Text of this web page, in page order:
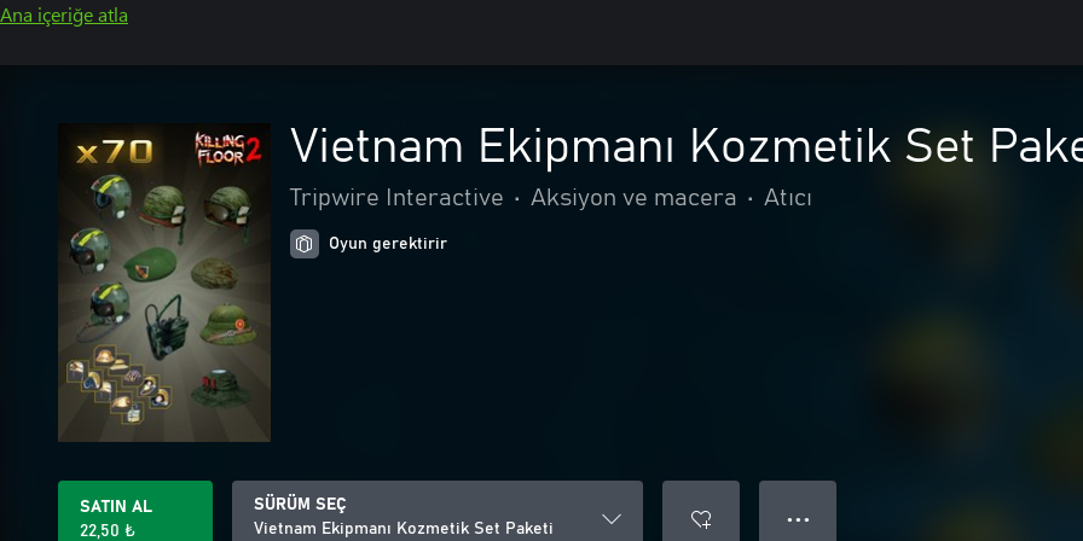
Ana içeriğe atla
Vietnam Ekipmanı Kozmetik Set
Tripwire Interactive • Aksiyon ve macera • Atıcı
Oyun gerektirir
SATIN AL
22,50 ₺
SÜRÜM SEÇ
Vietnam Ekipmanı Kozmetik Set Paketi
● ● ●